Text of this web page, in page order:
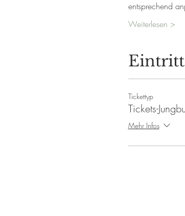
entsprechend
Weiterlesen >
Tickettyp
Tickets-
Mehr Infos